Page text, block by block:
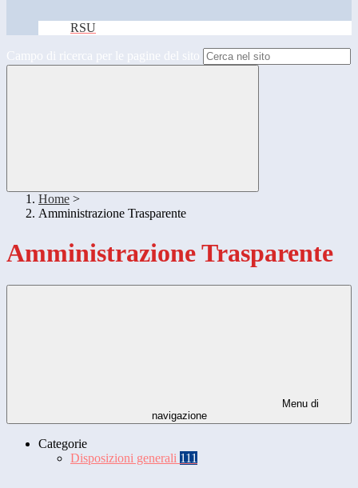
RSU
Campo di ricerca per le pagine del sito
Home >
Amministrazione Trasparente
Amministrazione Trasparente
Menu di
navigazione
Categorie
Disposizioni generali 111